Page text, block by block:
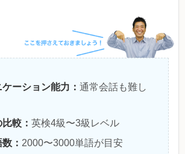
ケーション能力：通常会話も難し
較：英検4級〜3級レベル
数：2000〜3000単語が目安